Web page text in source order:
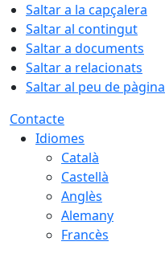
Saltar a la capçalera
Saltar al contingut
Saltar a documents
Saltar a relacionats
Saltar al peu de pàgina
Contacte
Idiomes
Català
Castellà
Anglès
Alemany
Francès